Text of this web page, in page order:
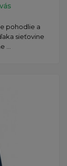
pohodlie a
sieťovine